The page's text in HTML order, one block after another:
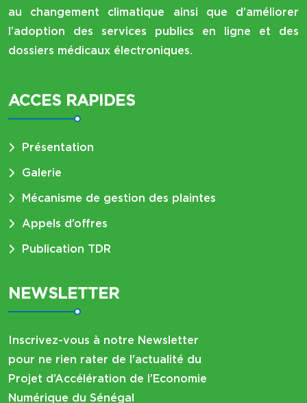
au changement climatique ainsi que d’améliorer
l’adoption des services publics en ligne et des
dossiers médicaux électroniques.
ACCES RAPIDES
Présentation
Galerie
Mécanisme de gestion des plaintes
Appels d’offres
Publication TDR
NEWSLETTER
Inscrivez-vous à notre Newsletter
pour ne rien rater de l'actualité du
Projet d’Accélération de l’Economie
Numérique du Sénégal